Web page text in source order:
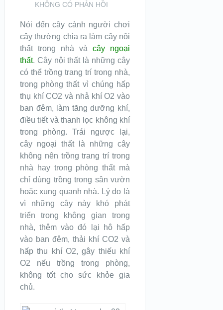
KHÔNG CÓ PHẢN HỒI
Nói đến cây cảnh người chơi
cây thường chia ra làm cây nội
thất trong nhà và cây ngoại
thất. Cây nội thất là những cây
có thể trồng trang trí trong nhà,
trong phòng thất vì chúng hấp
thụ khí CO2 và nhả khí O2 vào
ban đêm, làm tăng dưỡng khí,
điều tiết và thanh lọc không khí
trong phòng. Trái ngược lại,
cây ngoại thất là những cây
không nên trồng trang trí trong
nhà hay trong phòng thất mà
chỉ dùng trồng trong sân vườn
hoặc xung quanh nhà. Lý do là
vì những cây này khó phát
triển trong không gian trong
nhà, thêm vào đó lại hô hấp
vào ban đêm, thải khí CO2 và
hấp thu khí O2, gây thiếu khí
O2 nếu trồng trong phòng,
không tốt cho sức khỏe gia
chủ.